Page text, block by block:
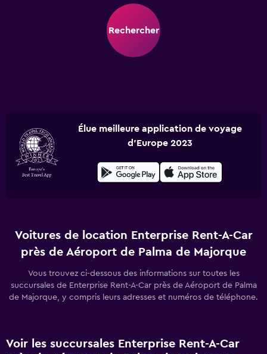
Rechercher
Élue meilleure application de voyage
d'Europe 2023
Voitures de location Enterprise Rent-A-Car
près de Aéroport de Palma de Majorque
Vous trouvez ci-dessous des informations sur toutes les
succursales de Enterprise Rent-A-Car près de Aéroport de Palma
de Majorque, y compris leurs adresses et numéros de téléphone.
Voir les succursales Enterprise Rent-A-Car